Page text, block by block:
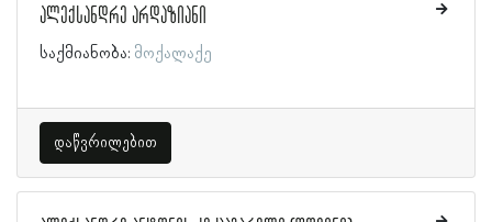
ალექსანდრე არდაზიანი
საქმიანობა: მოქალაქე
დაწვრილებით